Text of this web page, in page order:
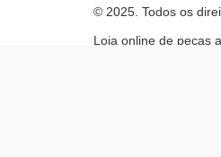
© 2025. Todos os
Loja online de peças